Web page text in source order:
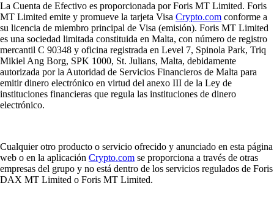
La Cuenta de Efectivo es proporcionada por Foris MT Limited. Foris
MT Limited emite y promueve la tarjeta Visa Crypto.com conforme a
su licencia de miembro principal de Visa (emisión). Foris MT Limited
es una sociedad limitada constituida en Malta, con número de registro
mercantil C 90348 y oficina registrada en Level 7, Spinola Park, Triq
Mikiel Ang Borg, SPK 1000, St. Julians, Malta, debidamente
autorizada por la Autoridad de Servicios Financieros de Malta para
emitir dinero electrónico en virtud del anexo III de la Ley de
instituciones financieras que regula las instituciones de dinero
electrónico.
Cualquier otro producto o servicio ofrecido y anunciado en esta página
web o en la aplicación Crypto.com se proporciona a través de otras
empresas del grupo y no está dentro de los servicios regulados de Foris
DAX MT Limited o Foris MT Limited.